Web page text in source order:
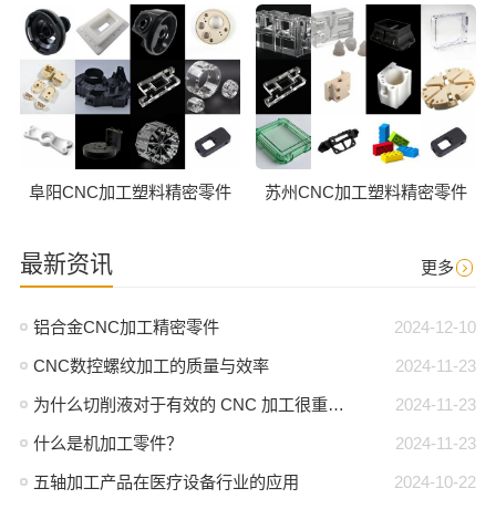
阜阳CNC加工塑料精密零件 苏州CNC加工塑料精密零件
最新资讯 更多
2024-12-10
铝合金CNC加工精密零件
2024-11-23
CNC数控螺纹加工的质量与效率
2024-11-23
为什么切削液对于有效的 CNC 加工很重要？
2024-11-23
什么是机加工零件？
2024-10-22
五轴加工产品在医疗设备行业的应用